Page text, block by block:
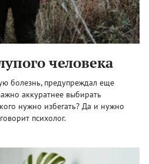
человека
болезнь, предупреждал еще
аккуратнее выбирать
нужно избегать? Да и нужно
психолог.